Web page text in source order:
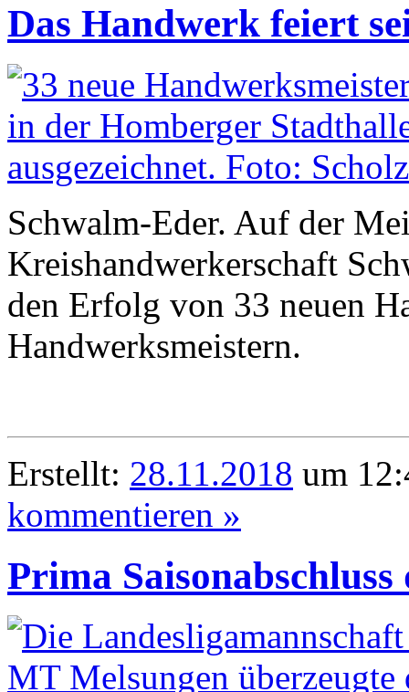
Das Handwerk feiert
Schwalm-Eder. Auf der
Kreishandwerkerschaft
den Erfolg von 33 neuen
Handwerksmeistern.
Erstellt: 28.11.2018 um
kommentieren »
Prima